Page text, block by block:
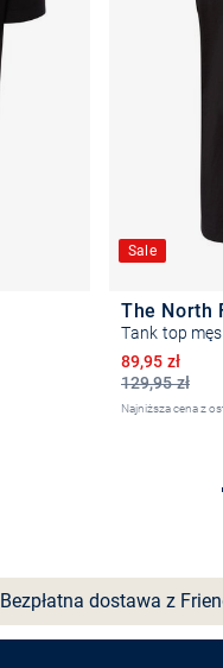
Sale
The North
Tank top
129,95 zł
Obniżona
89,95 zł
Najniższa cena z
Bezpłatna dostawa z